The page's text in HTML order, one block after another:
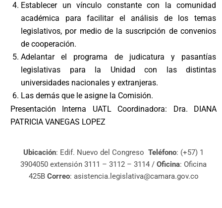
Establecer un vínculo constante con la comunidad
académica para facilitar el análisis de los temas
legislativos, por medio de la suscripción de convenios
de cooperación.
Adelantar el programa de judicatura y pasantías
legislativas para la Unidad con las distintas
universidades nacionales y extranjeras.
Las demás que le asigne la Comisión.
Presentación Interna UATL Coordinadora: Dra. DIANA
PATRICIA VANEGAS LOPEZ
Ubicación: Edif. Nuevo del Congreso Teléfono: (+57) 1
3904050 extensión 3111 – 3112 – 3114 / Oficina: Oficina
425B Correo: asistencia.legislativa@camara.gov.co